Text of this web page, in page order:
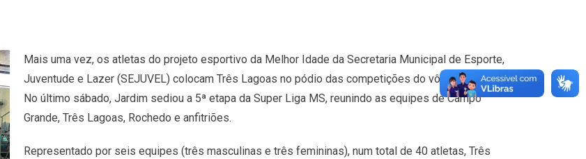
Mais uma vez, os atletas do projeto esportivo da Melhor Idade da Secretaria Municipal de Esporte,
Juventude e Lazer (SEJUVEL) colocam Três Lagoas no pódio das competições do vôlei adaptado.
No último sábado, Jardim sediou a 5ª etapa da Super Liga MS, reunindo as equipes de Campo
Grande, Três Lagoas, Rochedo e anfitriões.
Representado por seis equipes (três masculinas e três femininas), num total de 40 atletas, Três